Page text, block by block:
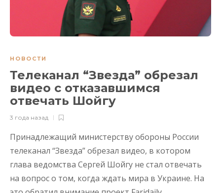
НОВОСТИ
Телеканал “Звезда” обрезал
видео с отказавшимся
отвечать Шойгу
3 года назад
Принадлежащий министерству обороны России
телеканал “Звезда” обрезал видео, в котором
глава ведомства Сергей Шойгу не стал отвечать
на вопрос о том, когда ждать мира в Украине. На